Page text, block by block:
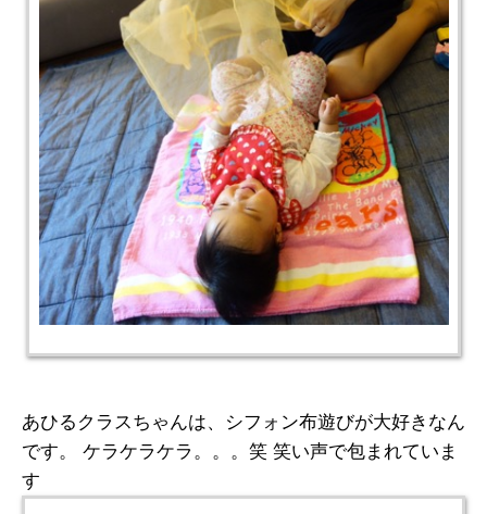
あひるクラスちゃんは、シフォン布遊びが大好きなん
です。 ケラケラケラ。。。笑 笑い声で包まれていま
す